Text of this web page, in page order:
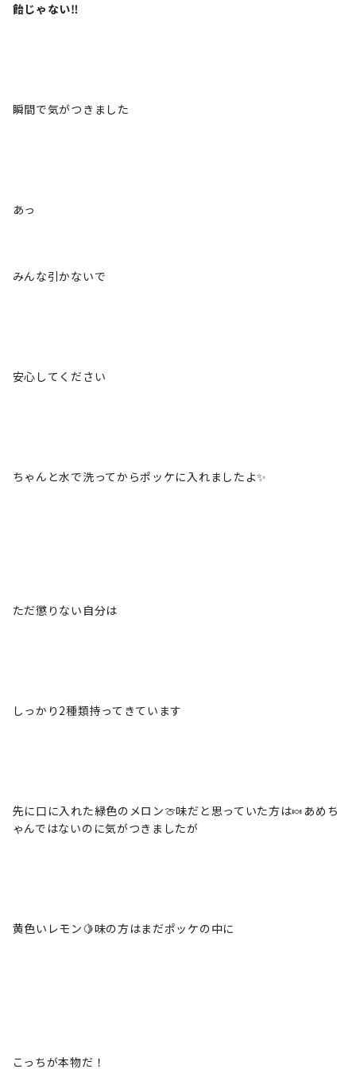
飴じゃない‼️
瞬間で気がつきました
あっ
みんな引かないで
安心してください
ちゃんと水で洗ってからポッケに入れましたよ✨
ただ懲りない自分は
しっかり2種類持ってきています
先に口に入れた緑色のメロン🍈味だと思っていた方は🍬あめち
ゃんではないのに気がつきましたが
黄色いレモン🍋味の方はまだポッケの中に
こっちが本物だ！